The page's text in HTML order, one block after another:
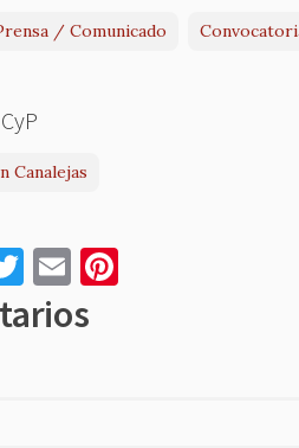
/ Comunicado
Canalejas
T
w
it
E
m
ai